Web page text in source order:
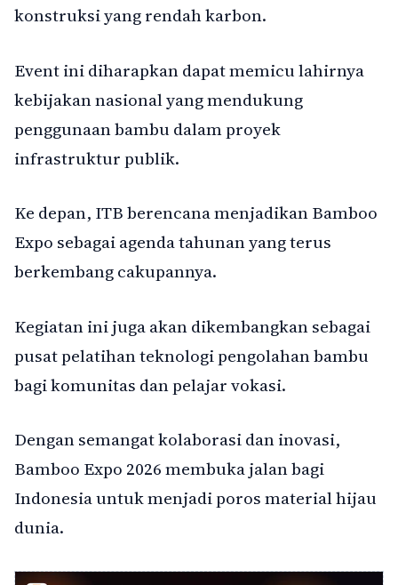
konstruksi yang rendah karbon.
Event ini diharapkan dapat memicu lahirnya
kebijakan nasional yang mendukung
penggunaan bambu dalam proyek
infrastruktur publik.
Ke depan, ITB berencana menjadikan Bamboo
Expo sebagai agenda tahunan yang terus
berkembang cakupannya.
Kegiatan ini juga akan dikembangkan sebagai
pusat pelatihan teknologi pengolahan bambu
bagi komunitas dan pelajar vokasi.
Dengan semangat kolaborasi dan inovasi,
Bamboo Expo 2026 membuka jalan bagi
Indonesia untuk menjadi poros material hijau
dunia.